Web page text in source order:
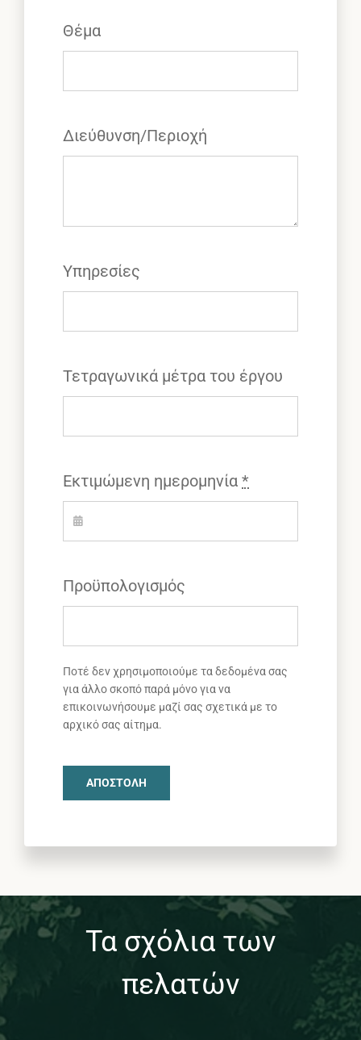
Θέμα
Διεύθυνση/Περιοχή
Υπηρεσίες
Τετραγωνικά μέτρα του έργου
Εκτιμώμενη ημερομηνία *
Προϋπολογισμός
Ποτέ δεν χρησιμοποιούμε τα δεδομένα σας
για άλλο σκοπό παρά μόνο για να
επικοινωνήσουμε μαζί σας σχετικά με το
αρχικό σας αίτημα.
ΑΠΟΣΤΟΛΉ
Τα σχόλια των
πελατών